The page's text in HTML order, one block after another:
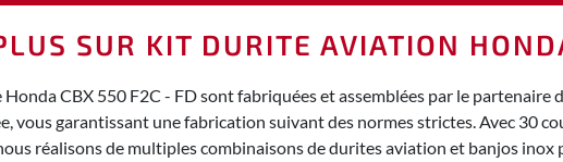
SUR KIT DURITE AVIATION
CBX 550 F2C - FD sont fabriquées et assemblées par le
vous garantissant une fabrication suivant des normes strictes. Avec 30
réalisons de multiples combinaisons de durites aviation et banjos